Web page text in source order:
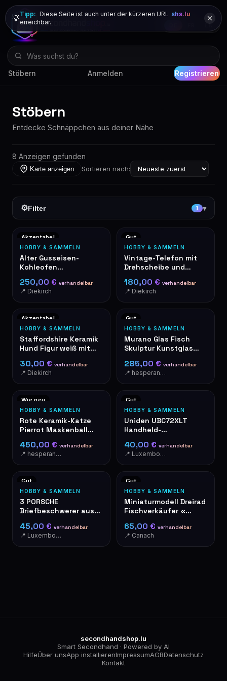
Stöbern Anmelden Registrieren
💡Tipp: Diese Seite ist auch unter der kürzeren URL shs.lu
erreichbar.
Stöbern
Entdecke Schnäppchen aus deiner Nähe
8 Anzeigen gefunden
Karte anzeigen Sortieren nach:
⚙Filter 1 ▾
Akzeptabel
HOBBY & SAMMELN
Alter Gusseisen-
Kohleofen
Patentiert SGDG
250,00 € verhandelbar
📍 Diekirch
Gut
HOBBY & SAMMELN
Vintage-Telefon mit
Drehscheibe und
180,00 € verhandelbar
📍 Diekirch
Akzeptabel
HOBBY & SAMMELN
Staffordshire Keramik
Hund Figur weiß mit
30,00 € verhandelbar
📍 Diekirch
Gut
HOBBY & SAMMELN
Murano Glas Fisch
Skulptur Kunstglas
285,00 € verhandelbar
📍 hesperange
Wie neu
HOBBY & SAMMELN
Rote Keramik-Katze
Pierrot Maskenball
450,00 € verhandelbar
📍 hesperange
Gut
HOBBY & SAMMELN
Uniden UBC72XLT
Handheld-
Netzteil
40,00 € verhandelbar
📍 Luxembourg-Cents
Gut
HOBBY & SAMMELN
3 PORSCHE
Briefbeschwerer aus
Silber - LIMITED
EDITION
45,00 € verhandelbar
📍 Luxembourg-Cents
Gut
HOBBY & SAMMELN
Miniaturmodell Dreirad
Fischverkäufer «
65,00 € verhandelbar
📍 Canach
secondhandshop.lu
Smart Secondhand · Powered by AI
HilfeÜber unsApp installierenImpressumAGBDatenschutz
Kontakt